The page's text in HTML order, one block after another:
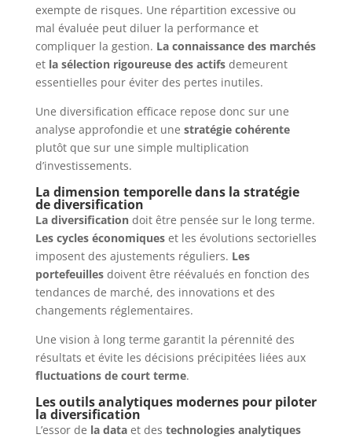
exempte de risques. Une répartition excessive ou
mal évaluée peut diluer la performance et
compliquer la gestion. La connaissance des marchés
et la sélection rigoureuse des actifsdemeurent
essentielles pour éviter des pertes inutiles.
Une diversification efficace repose donc sur une
analyse approfondie et une stratégie cohérente
plutôt que sur une simple multiplication
d’investissements.
La dimension temporelle dans la stratégie
de diversification
La diversificationdoit être pensée sur le long terme.
Les cycles économiqueset les évolutions sectorielles
imposent des ajustements réguliers. Les
portefeuillesdoivent être réévalués en fonction des
tendances de marché, des innovations et des
changements réglementaires.
Une vision à long terme garantit la pérennité des
résultats et évite les décisions précipitées liées aux
fluctuations de court terme.
Les outils analytiques modernes pour piloter
la diversification
L’essor de la dataet des technologies analytiques